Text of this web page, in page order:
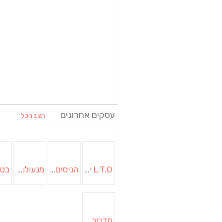
עסקים אחרונים הצג הכל
L.T.O יעוץ משכנתאות וכלכלת משפחה | יועץ משכנתאות באשכול הניסים של השף | מסעדת שף בבית | ארוחות גורמה מנעולן בבאר שבע | מנעולן באופקים | ויטלי המנעולן